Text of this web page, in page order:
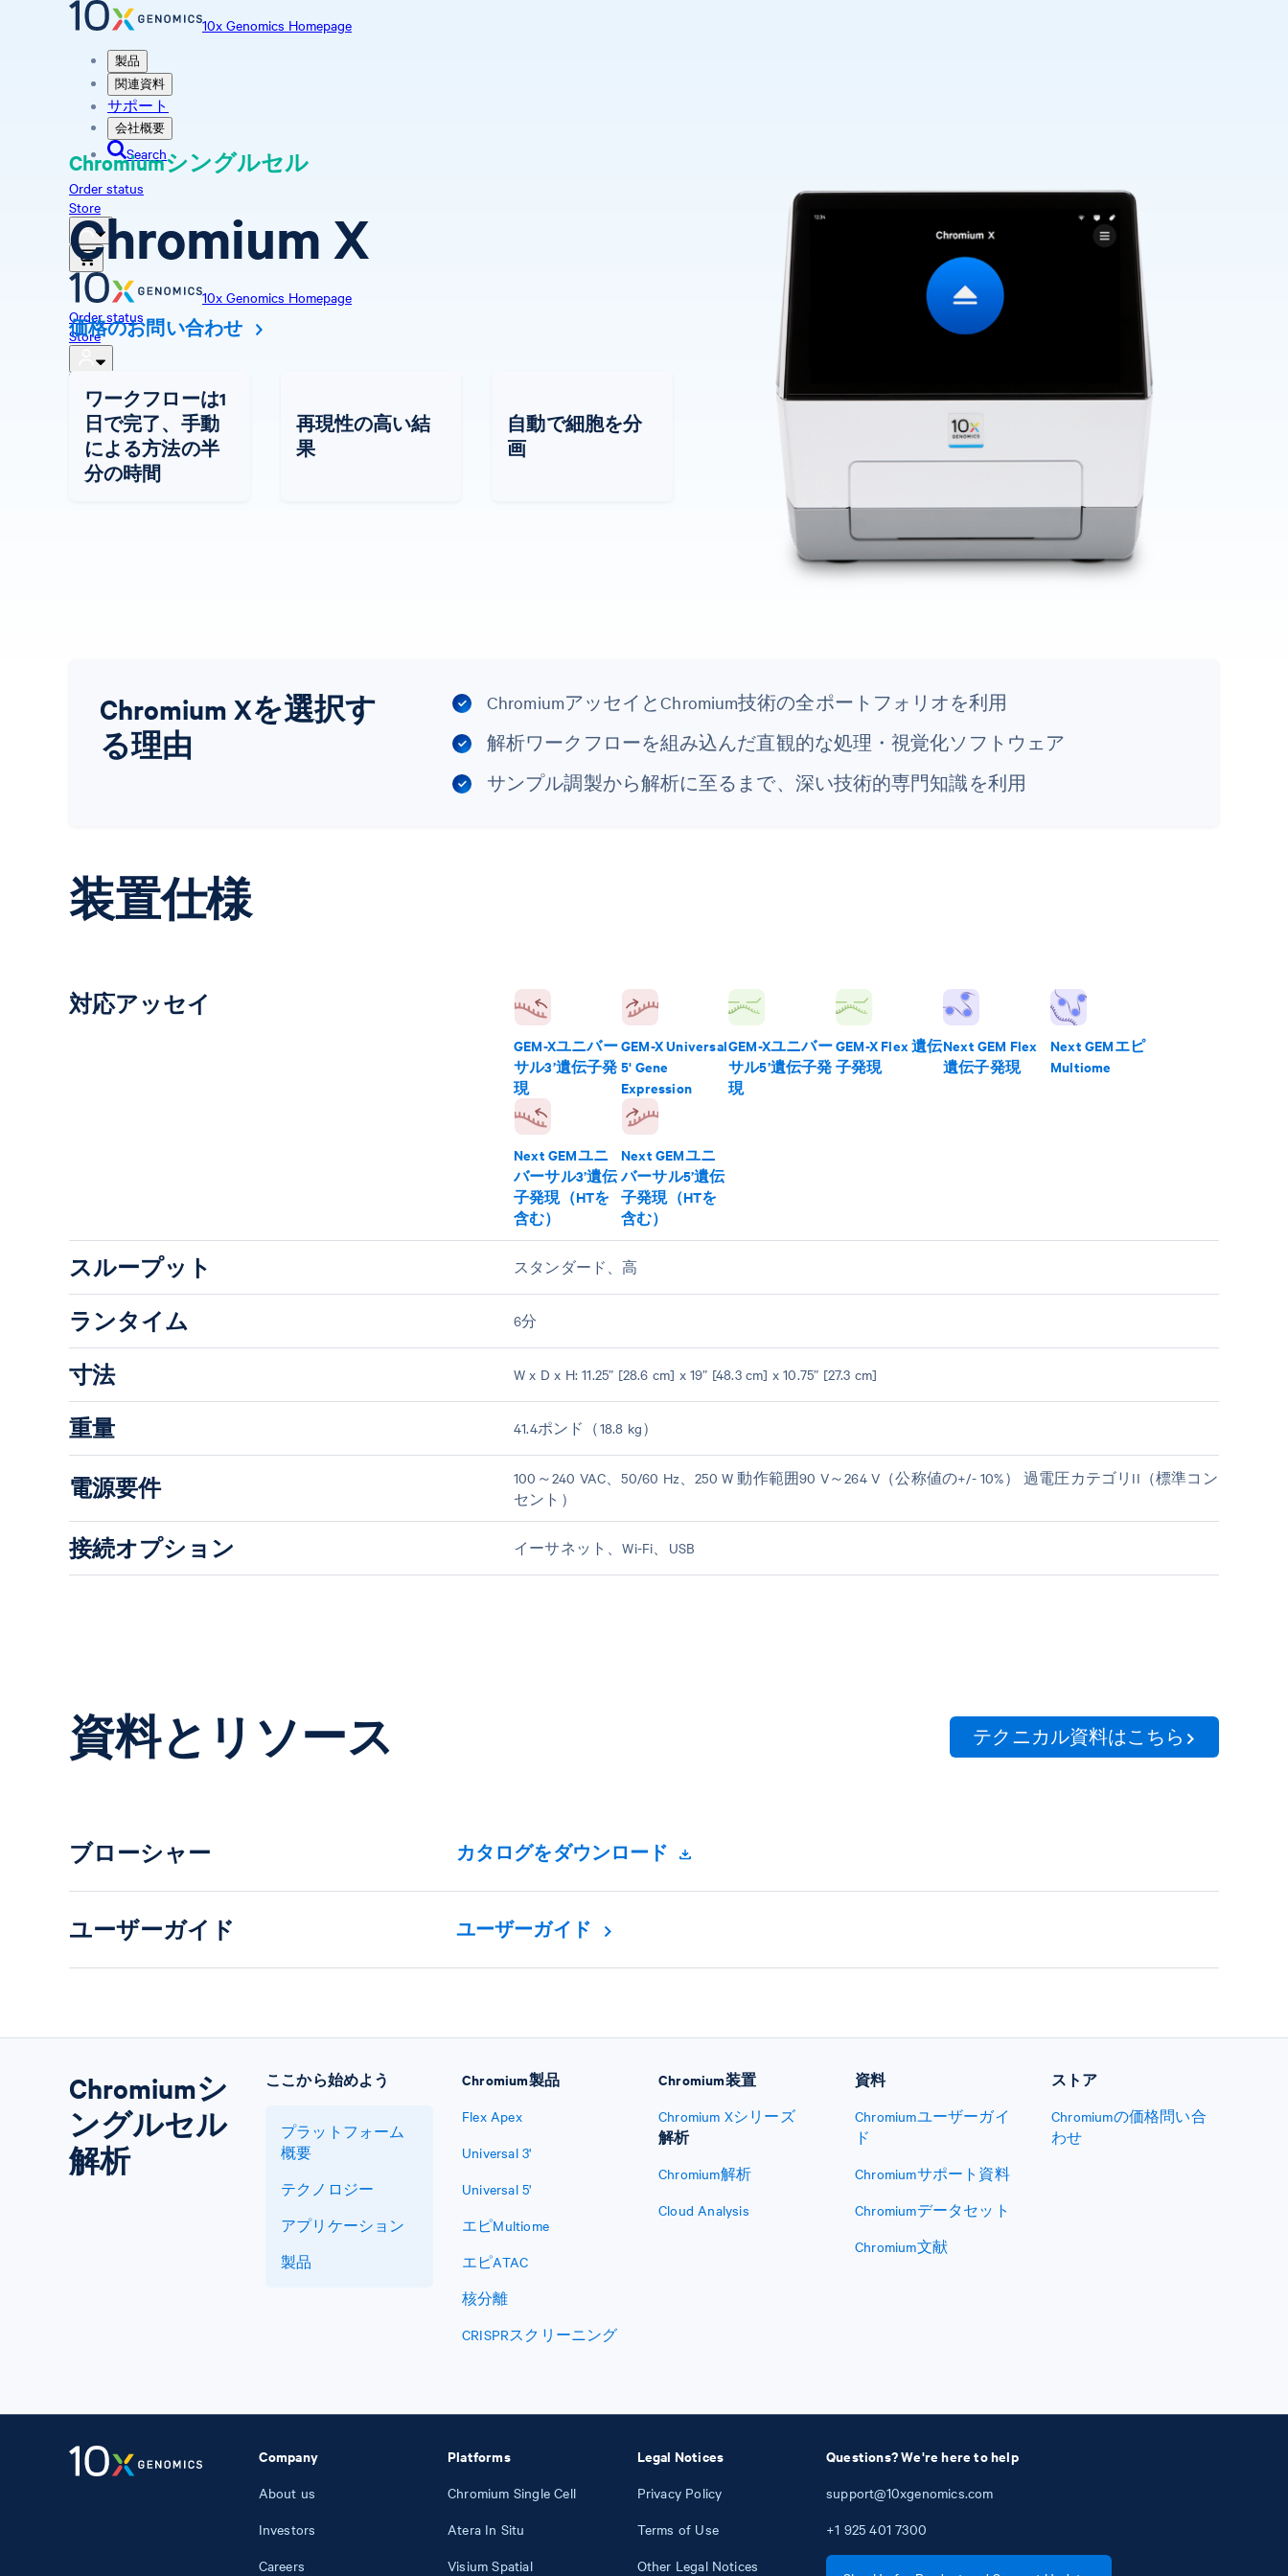
10x Genomics Homepage
製品
関連資料
サポート
会社概要
Search
Order status
Store
10x Genomics Homepage
Order status
Store
Chromiumシングルセル
Chromium X
価格のお問い合わせ
ワークフローは1
日で完了、手動
による方法の半
分の時間
再現性の高い結
果
自動で細胞を分
画
Chromium Xを選択す
る理由
ChromiumアッセイとChromium技術の全ポートフォリオを利用
解析ワークフローを組み込んだ直観的な処理・視覚化ソフトウェア
サンプル調製から解析に至るまで、深い技術的専門知識を利用
装置仕様
対応アッセイ
GEM-Xユニバー
サル3’遺伝子発
現
GEM-X Universal
5' Gene
Expression
GEM-Xユニバー
サル5’遺伝子発
現
GEM-X Flex 遺伝
子発現
Next GEM Flex
遺伝子発現
Next GEMエピ
Multiome
Next GEMユニ
バーサル3’遺伝
子発現（HTを
含む）
Next GEMユニ
バーサル5’遺伝
子発現（HTを
含む）
スループット スタンダード、高
ランタイム 6分
寸法 W x D x H: 11.25” [28.6 cm] x 19” [48.3 cm] x 10.75” [27.3 cm]
重量 41.4ポンド（18.8 kg）
電源要件
100～240 VAC、50/60 Hz、250 W 動作範囲90 V～264 V（公称値の+/- 10%） 過電圧カテゴリII（標準コン
セント）
接続オプション イーサネット、Wi-Fi、USB
資料とリソース テクニカル資料はこちら
ブローシャー カタログをダウンロード
ユーザーガイド ユーザーガイド
Chromiumシ
ングルセル
解析
ここから始めよう
プラットフォーム
概要
テクノロジー
アプリケーション
製品
Chromium製品
Flex Apex
Universal 3'
Universal 5'
エピMultiome
エピATAC
核分離
CRISPRスクリーニング
Chromium装置
Chromium Xシリーズ
解析
Chromium解析
Cloud Analysis
資料
Chromiumユーザーガイ
ド
Chromiumサポート資料
Chromiumデータセット
Chromium文献
ストア
Chromiumの価格問い合
わせ
Company
About us
Investors
Careers
Platforms
Chromium Single Cell
Atera In Situ
Visium Spatial
Legal Notices
Privacy Policy
Terms of Use
Other Legal Notices
Questions? We're here to help
support@10xgenomics.com
+1 925 401 7300